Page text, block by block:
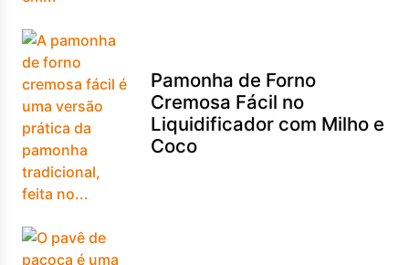
Pamonha de Forno
Cremosa Fácil no
Liquidificador com Milho e
Coco